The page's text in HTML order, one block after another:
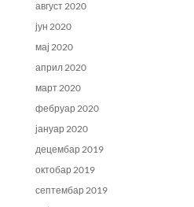
август 2020
јун 2020
мај 2020
април 2020
март 2020
фебруар 2020
јануар 2020
децембар 2019
октобар 2019
септембар 2019